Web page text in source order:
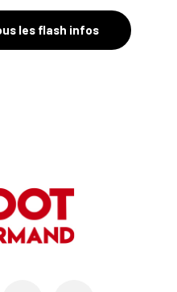
son départ
les flash infos